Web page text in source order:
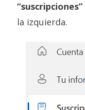
“suscripciones”
la izquierda.